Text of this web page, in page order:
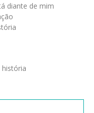
diante de mim
história